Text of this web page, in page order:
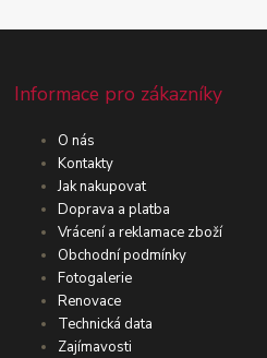
Informace pro zákazníky
O nás
Kontakty
Jak nakupovat
Doprava a platba
Vrácení a reklamace zboží
Obchodní podmínky
Fotogalerie
Renovace
Technická data
Zajímavosti